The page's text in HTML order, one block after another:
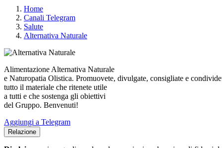
Home
Canali Telegram
Salute
Alternativa Naturale
Alimentazione Alternativa Naturale
e Naturopatia Olistica. Promuovete, divulgate, consigliate e
tutto il materiale che ritenete utile
a tutti e che sostenga gli obiettivi
del Gruppo. Benvenuti!
Aggiungi a Telegram
Relazione